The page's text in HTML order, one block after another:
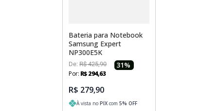
Bateria para Notebook
Samsung Expert
NP300E5K
De:R$ 425,90 31%
Por: R$294,63
R$ 279,90
À vista noPIX com5% OFF